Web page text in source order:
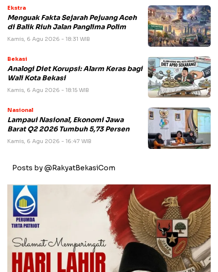
Ekstra
Menguak Fakta Sejarah Pejuang Aceh
di Balik Riuh Jalan Panglima Polim
Kamis, 6 Agu 2026 - 18:31 WIB
Bekasi
Analogi Diet Korupsi: Alarm Keras bagi
Wali Kota Bekasi
Kamis, 6 Agu 2026 - 18:15 WIB
Nasional
Lampaui Nasional, Ekonomi Jawa
Barat Q2 2026 Tumbuh 5,73 Persen
Kamis, 6 Agu 2026 - 16:47 WIB
Posts by @RakyatBekasiCom